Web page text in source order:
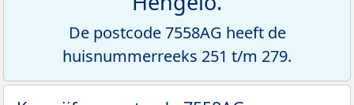
De postcode 7558AG heeft de
huisnummerreeks 251 t/m 279.